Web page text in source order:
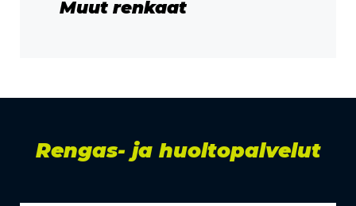
Muut renkaat
Rengas- ja huoltopalvelut